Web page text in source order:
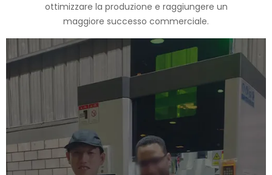
ottimizzare la produzione e raggiungere un
maggiore successo commerciale.